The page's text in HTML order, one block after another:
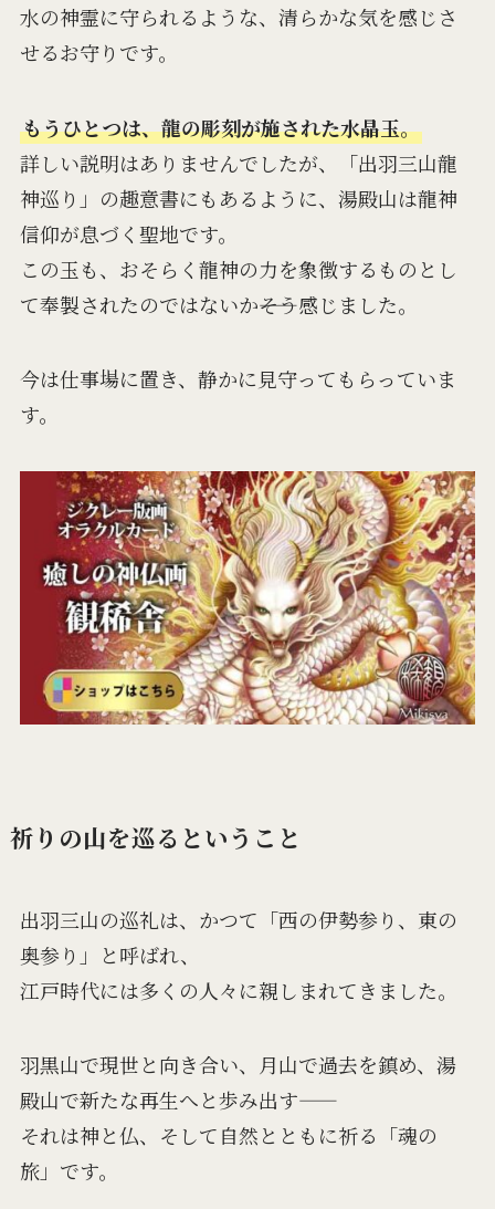
水の神霊に守られるような、清らかな気を感じさ
せるお守りです。
もうひとつは、龍の彫刻が施された水晶玉。
詳しい説明はありませんでしたが、「出羽三山龍
神巡り」の趣意書にもあるように、湯殿山は龍神
信仰が息づく聖地です。
この玉も、おそらく龍神の力を象徴するものとし
て奉製されたのではないか――そう感じました。
今は仕事場に置き、静かに見守ってもらっていま
す。
祈りの山を巡るということ
出羽三山の巡礼は、かつて「西の伊勢参り、東の
奥参り」と呼ばれ、
江戸時代には多くの人々に親しまれてきました。
羽黒山で現世と向き合い、月山で過去を鎮め、湯
殿山で新たな再生へと歩み出す――
それは神と仏、そして自然とともに祈る「魂の
旅」です。